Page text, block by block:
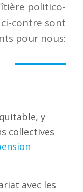
politico-
contre sont
pour nous:
y
collectives
avec les